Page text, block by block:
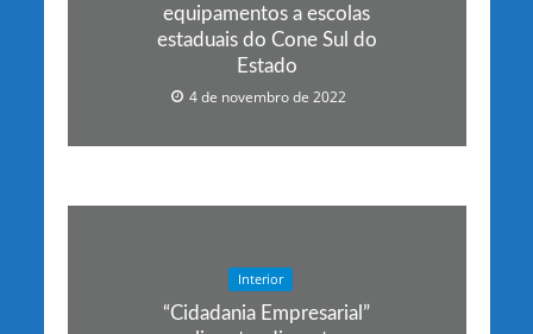
equipamentos a escolas
estaduais do Cone Sul do
Estado
4 de novembro de 2022
Interior
“Cidadania Empresarial”